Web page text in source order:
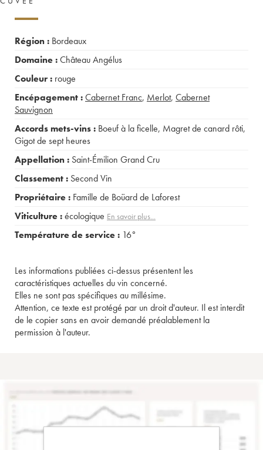
Région : Bordeaux
Domaine :Château Angélus
Couleur : rouge
Encépagement :Cabernet Franc, Merlot, Cabernet
Sauvignon
Accords mets-vins : Boeuf à la ficelle, Magret de canard rôti,
Gigot de sept heures
Appellation : Saint-Émilion Grand Cru
Classement : Second Vin
Propriétaire : Famille de Boüard de Laforest
Viticulture :écologique En savoir plus...
Température de service : 16°
Les informations publiées ci-dessus présentent les
caractéristiques actuelles du vin concerné.
Elles ne sont pas spécifiques au millésime.
Attention, ce texte est protégé par un droit d'auteur. Il est interdit
de le copier sans en avoir demandé préalablement la
permission à l'auteur.